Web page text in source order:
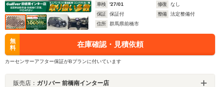
車検
'27/01 修復
なし
保証
保証付 整備
法定整備付
住所
群馬県前橋市
無
料
在庫確認・見積依頼
カーセンサーアフター保証がBプランに付いています
販売店： ガリバー 前橋南インター店